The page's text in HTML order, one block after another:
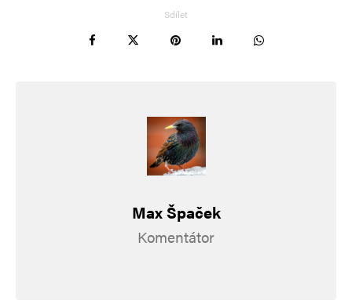
Uložit do prohlížeče jméno, e-mail a webovou stránku pro budoucí
Informujte mě o nových příspěvcích e-mailem.
Sdílet
Max Špaček
Komentátor